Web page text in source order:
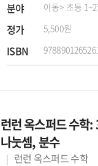
분야 아동> 초등
정가 5,500원
ISBN
런런 옥스퍼드 수학
나눗셈, 분수
런런 옥스퍼드 수학